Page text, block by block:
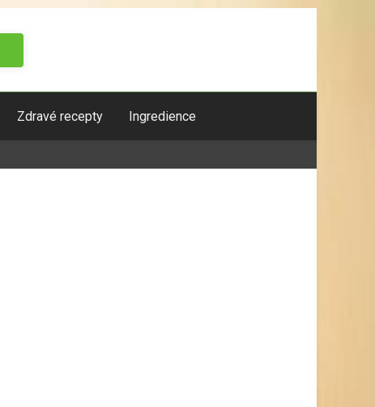
Zdravé recepty Ingredience